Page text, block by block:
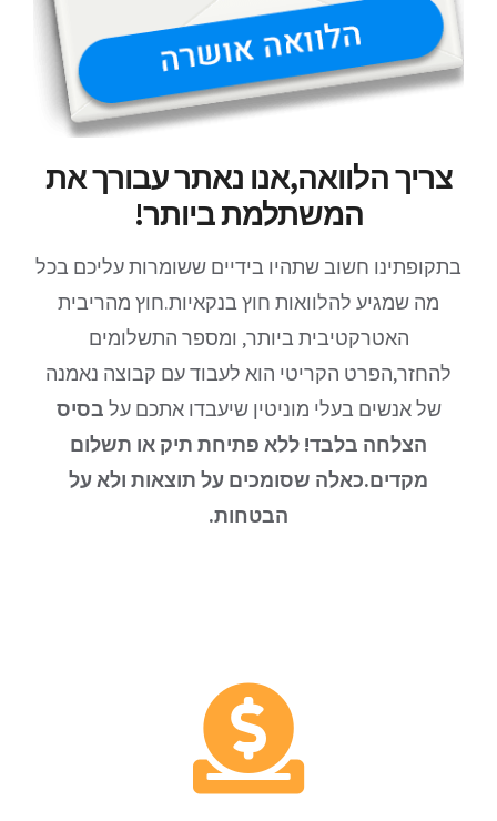
צריך הלוואה,אנו נאתר עבורך את
המשתלמת ביותר!
בתקופתינו חשוב שתהיו בידיים ששומרות עליכם בכל
מה שמגיע להלוואות חוץ בנקאיות.חוץ מהריבית
האטרקטיבית ביותר, ומספר התשלומים
להחזר,הפרט הקריטי הוא לעבוד עם קבוצה נאמנה
של אנשים בעלי מוניטין שיעבדו אתכם על בסיס
הצלחה בלבד! ללא פתיחת תיק או תשלום
מקדים.כאלה שסומכים על תוצאות ולא על
הבטחות.